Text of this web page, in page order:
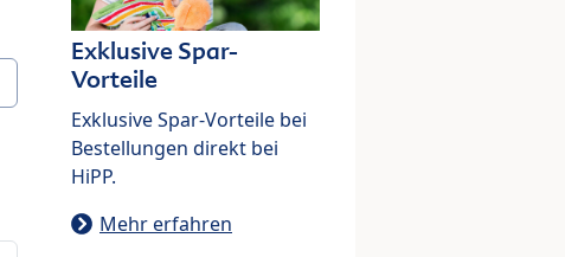
Exklusive Spar-
Vorteile
Exklusive Spar-Vorteile bei
Bestellungen direkt bei
HiPP.
Mehr erfahren